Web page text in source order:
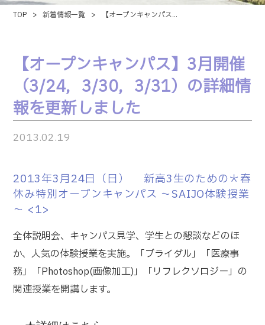
TOP > 新着情報一覧 > 【オープンキャンパス...
【オープンキャンパス】3月開催
（3/24，3/30，3/31）の詳細情
報を更新しました
2013.02.19
2013年3月24日（日） 新高3生のための＊春
休み特別オープンキャンパス ～SAIJO体験授業
～ <1>
全体説明会、キャンパス見学、学生との懇談などのほ
か、人気の体験授業を実施。「ブライダル」「医療事
務」「Photoshop(画像加工)」「リフレクソロジー」の
関連授業を開講します。